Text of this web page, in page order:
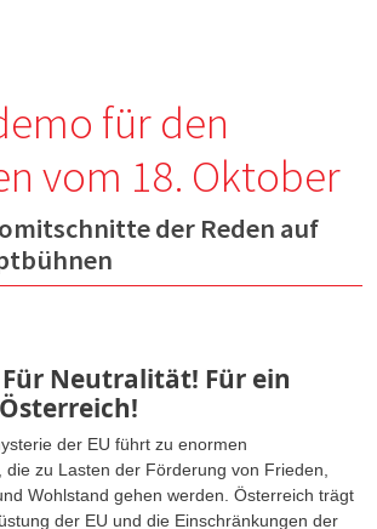
für den
vom 18. Oktober
der Reden auf
Neutralität! Für ein
der EU führt zu enormen
die zu Lasten der Förderung von Frieden,
Wohlstand gehen werden. Österreich trägt
der EU und die Einschränkungen der